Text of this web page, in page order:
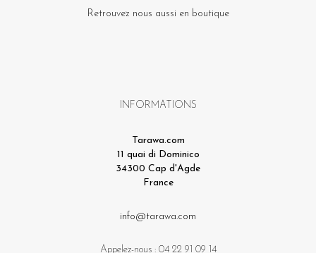
Retrouvez nous aussi en boutique
INFORMATIONS
Tarawa.com
11 quai di Dominico
34300 Cap d'Agde
France
info@tarawa.com
Appelez-nous : 04 22 91 09 14